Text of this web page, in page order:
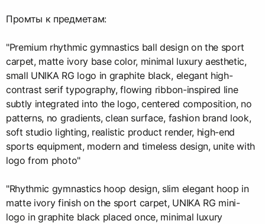
Промты к предметам:
"Premium rhythmic gymnastics ball design on the sport
carpet, matte ivory base color, minimal luxury aesthetic,
small UNIKA RG logo in graphite black, elegant high-
contrast serif typography, flowing ribbon-inspired line
subtly integrated into the logo, centered composition, no
patterns, no gradients, clean surface, fashion brand look,
soft studio lighting, realistic product render, high-end
sports equipment, modern and timeless design, unite with
logo from photo"
"Rhythmic gymnastics hoop design, slim elegant hoop in
matte ivory finish on the sport carpet, UNIKA RG mini-
logo in graphite black placed once, minimal luxury